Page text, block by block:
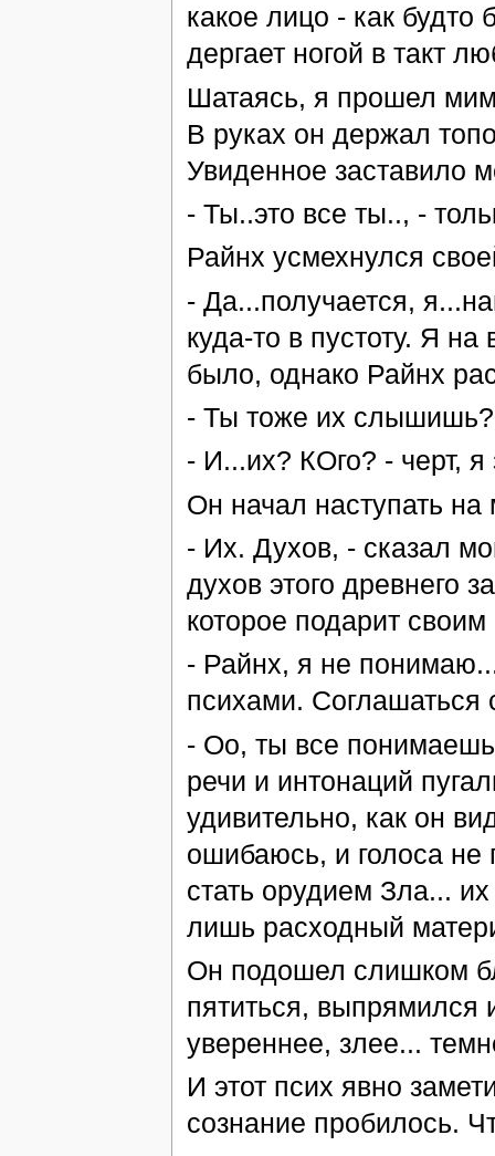
какое лицо - как
дергает ногой в такт
Шатаясь, я прошел
В руках он держал
Увиденное заставило
- Ты..это все ты.., -
Райнх усмехнулся
- Да...получается,
куда-то в пустоту. Я
было, однако Райнх
- Ты тоже их слышишь?
- И...их? КОго? - черт,
Он начал наступать на
- Их. Духов, - сказал
духов этого древнего
которое подарит
- Райнх, я не
психами. Соглашаться
- Оо, ты все
речи и интонаций
удивительно, как он
ошибаюсь, и голоса не
стать орудием Зла...
лишь расходный
Он подошел слишком
пятиться, выпрямился
увереннее, злее...
И этот псих явно
сознание пробилось.